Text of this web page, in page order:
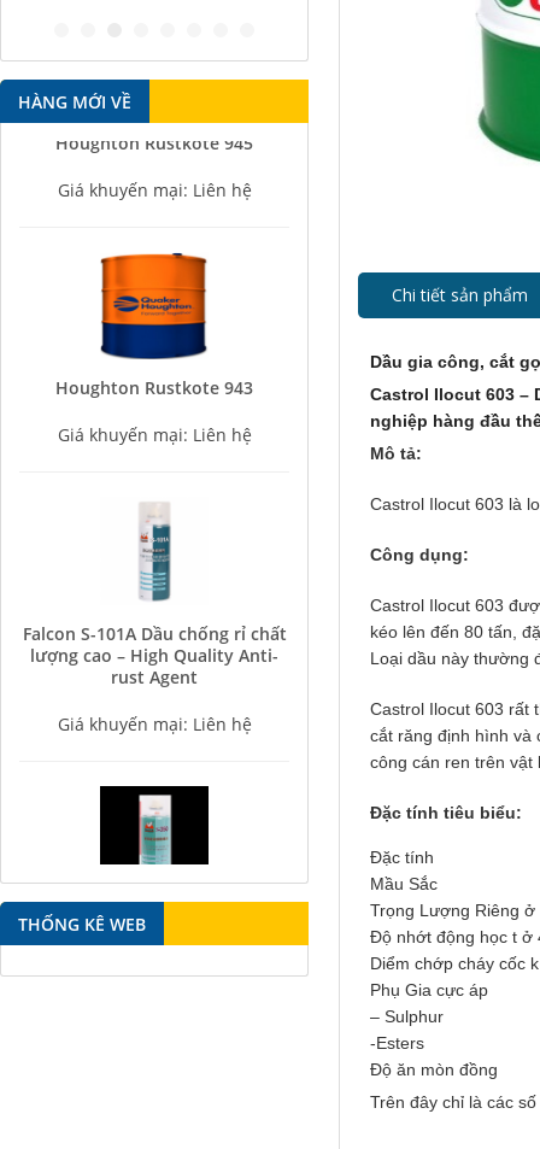
Chi tiết sản phẩm
Dầu gia công, cắt
Castrol Ilocut 603
nghiệp hàng đầu
Mô tả:
Castrol Ilocut 603 là
Công dụng:
Castrol Ilocut 603
kéo lên đến 80 tấn,
Loại dầu này thường
Castrol Ilocut 603 rất
cắt răng định hình và
công cán ren trên
Đặc tính tiêu biểu:
Đặc tính
Mầu Sắc
Trọng Lượng Riêng ở
Độ nhớt động học t ở
Diểm chớp cháy cốc
Phụ Gia cực áp
– Sulphur
-Esters
Độ ăn mòn đồng
Trên đây chỉ là các
HÀNG MỚI VỀ
Houghton Rustkote 945
lượng cao – High Quality Anti-
rust Agent
Falcon S-350 Chất chống gỉ bôi
trơn đa năng – Multipurpose
lubricating antirust agent
THỐNG KÊ WEB